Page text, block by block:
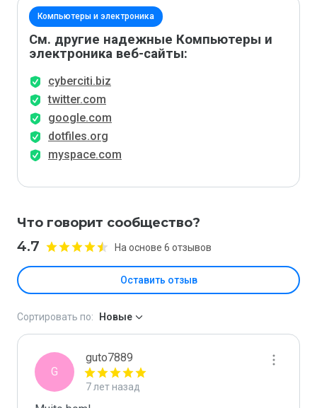
Компьютеры и электроника
См. другие надежные Компьютеры и
электроника веб-сайты:
cyberciti.biz
twitter.com
google.com
dotfiles.org
myspace.com
Что говорит сообщество?
4.7 На основе 6 отзывов
Оставить отзыв
Сортировать по: Новые
G
guto7889
7 лет назад